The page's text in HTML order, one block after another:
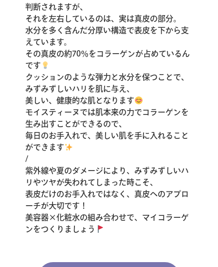
判断されますが、
それを左右しているのは、実は真皮の部分。
水分を多く含んだ分厚い構造で表皮を下から支
えています。
その真皮の約70％をコラーゲンが占めているん
です
クッションのような弾力と水分を保つことで、
みずみずしいハリを肌に与え、
美しい、健康的な肌となります
モイスティーヌでは肌本来の力でコラーゲンを
生み出すことができるので、
毎日のお手入れで、美しい肌を手に入れること
ができます
/
紫外線や夏のダメージにより、みずみずしいハ
リやツヤが失われてしまった時こそ、
表皮だけのお手入れではなく、真皮へのアプロ
ーチが大切です！
美容器×化粧水の組み合わせで、マイコラーゲ
ンをつくりましょう